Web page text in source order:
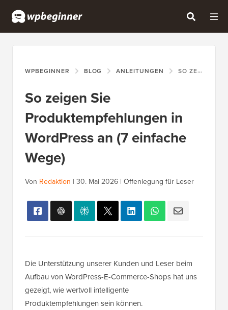
WPBEGINNER BLOG ANLEITUNGEN SO ZEIGEN SIE PRODUKTEMPFEHLUNGEN IN WORDPRESS AN (7 EINFACHE WEGE)
So zeigen Sie
Produktempfehlungen in
WordPress an (7 einfache
Wege)
Von Redaktion | 30. Mai 2026 | Offenlegung für Leser
Die Unterstützung unserer Kunden und Leser beim
Aufbau von WordPress-E-Commerce-Shops hat uns
gezeigt, wie wertvoll intelligente
Produktempfehlungen sein können.